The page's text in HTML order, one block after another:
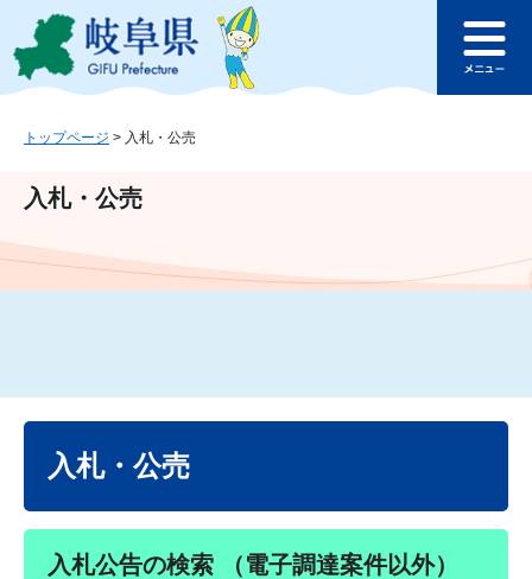
ジ
ュ
文
このページの本文へ
ュ
トップページ > 入札・公売
入札・公売
入札・公売
入札公告の検索 （電子調達案件以外）